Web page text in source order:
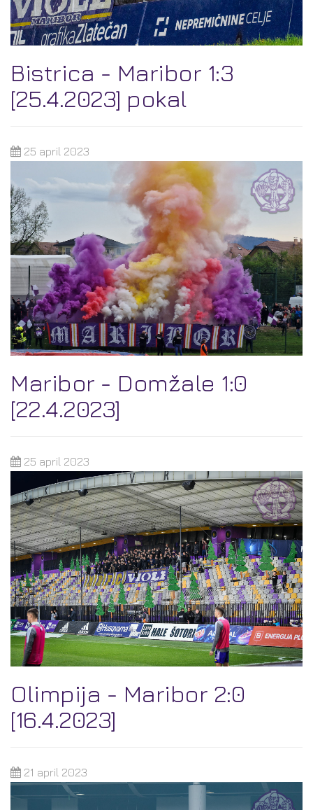
Bistrica - Maribor 1:3
[25.4.2023] pokal
25 april 2023
Maribor - Domžale 1:0
[22.4.2023]
25 april 2023
Olimpija - Maribor 2:0
[16.4.2023]
21 april 2023